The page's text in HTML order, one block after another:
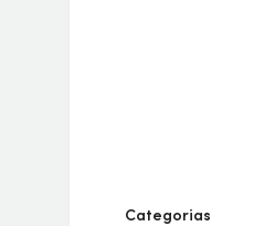
Categorias